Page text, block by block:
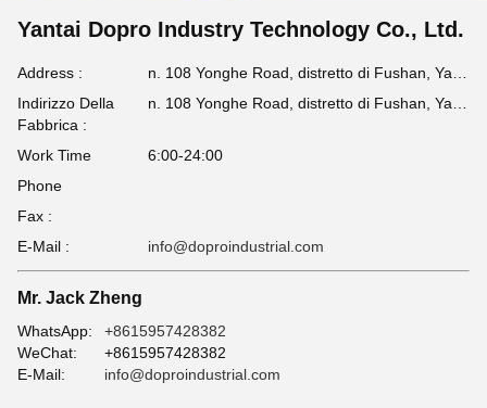
Yantai Dopro Industry Technology Co., Ltd.
Address :
Indirizzo Della
Fabbrica :
Work Time
6:00-24:00
Phone
Fax :
E-Mail :
info@doproindustrial.com
Mr. Jack Zheng
WhatsApp:
+8615957428382
WeChat:
+8615957428382
E-Mail:
info@doproindustrial.com